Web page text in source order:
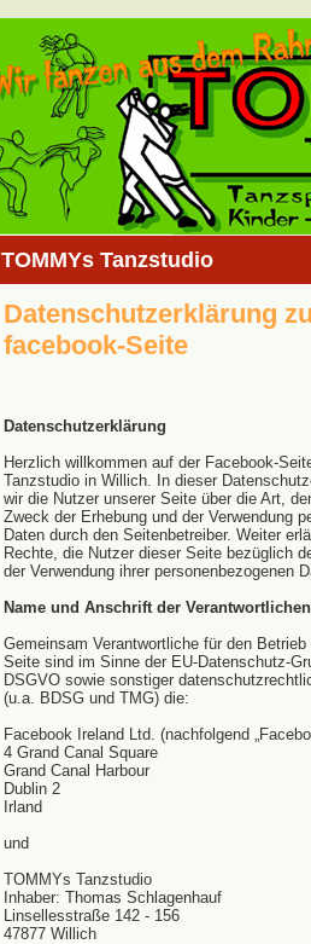
TOMMYs Tanzstudio
Datenschutzerklärung
facebook-Seite
Datenschutzerklärung
Herzlich willkommen auf der Facebook-
Tanzstudio in Willich. In dieser
wir die Nutzer unserer Seite über die Art,
Zweck der Erhebung und der Verwendung
Daten durch den Seitenbetreiber. Weiter
Rechte, die Nutzer dieser Seite bezüglich
der Verwendung ihrer personenbezogenen
Name und Anschrift der Verantwortlichen
Gemeinsam Verantwortliche für den
Seite sind im Sinne der EU-Datenschutz-
DSGVO sowie sonstiger
(u.a. BDSG und TMG) die:
Facebook Ireland Ltd. (nachfolgend
4 Grand Canal Square
Grand Canal Harbour
Dublin 2
Irland
und
TOMMYs Tanzstudio
Inhaber: Thomas Schlagenhauf
Linsellesstraße 142 - 156
47877 Willich